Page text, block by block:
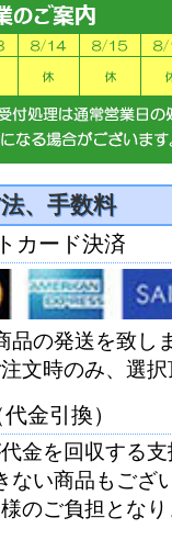
、手数料
カード決済
品の発送を致し
文時のみ、選
金引換）
金を回収する
ない商品もござ
のご負担とな